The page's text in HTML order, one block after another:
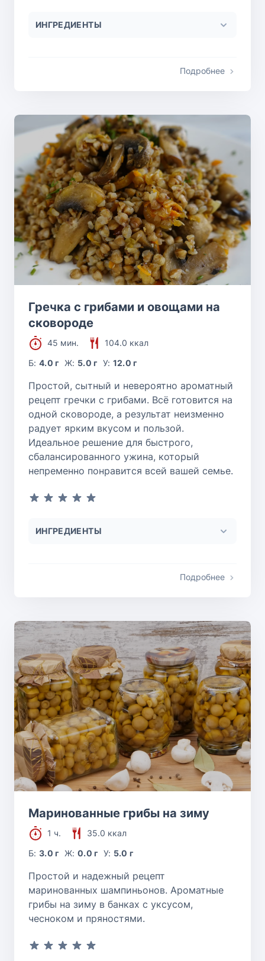
ИНГРЕДИЕНТЫ
Подробнее
Гречка с грибами и овощами на
сковороде
45 мин.
104.0 ккал
Б:4.0 г Ж: 5.0 г У: 12.0 г
Простой, сытный и невероятно ароматный
рецепт гречки с грибами. Всё готовится на
одной сковороде, а результат неизменно
радует ярким вкусом и пользой.
Идеальное решение для быстрого,
сбалансированного ужина, который
непременно понравится всей вашей семье.
ИНГРЕДИЕНТЫ
Подробнее
Маринованные грибы на зиму
1 ч.
35.0 ккал
Б:3.0 г Ж: 0.0 г У: 5.0 г
Простой и надежный рецепт
маринованных шампиньонов. Ароматные
грибы на зиму в банках с уксусом,
чесноком и пряностями.